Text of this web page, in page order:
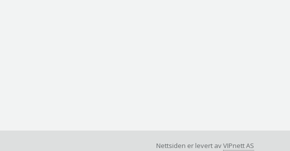
Nettsiden er levert avVIPnett AS